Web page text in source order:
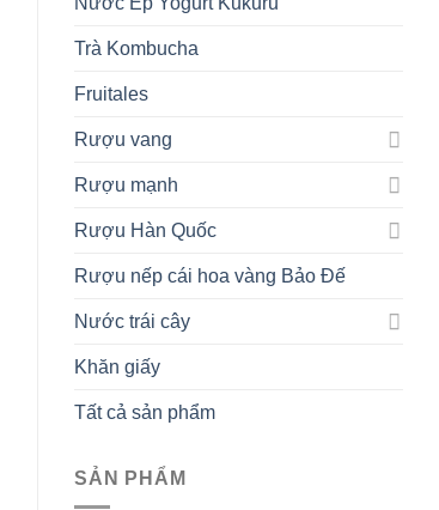
Trà Kombucha
Fruitales
Rượu vang
Rượu mạnh
Rượu Hàn Quốc
Rượu nếp cái hoa vàng Bảo Đế
Nước trái cây
Khăn giấy
Tất cả sản phẩm
SẢN PHẨM